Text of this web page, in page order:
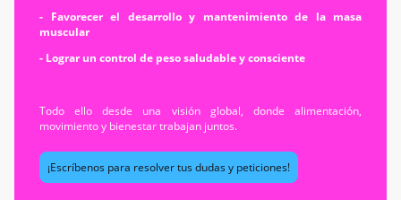
- Favorecer el desarrollo y mantenimiento de la masa
muscular
- Lograr un control de peso saludable y consciente
Todo ello desde una visión global, donde alimentación,
movimiento y bienestar trabajan juntos.
¡Escríbenos para resolver tus dudas y peticiones!